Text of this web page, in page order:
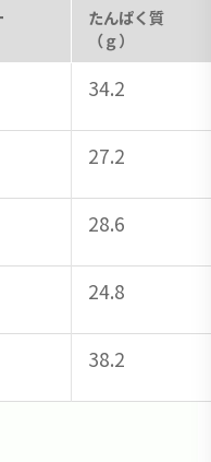
たんぱく質
（ｇ）
34.2
27.2
28.6
24.8
38.2